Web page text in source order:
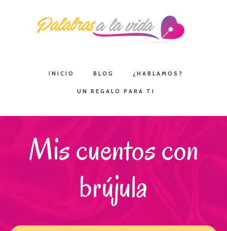
contenido
INICIO BLOG ¿HABLAMOS?
UN REGALO PARA TI
Mis cuentos con
brújula